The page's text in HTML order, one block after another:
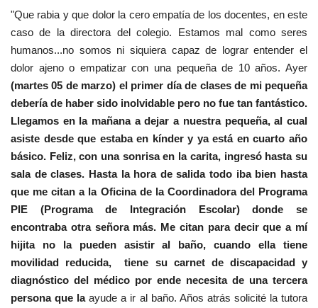
"Que rabia y que dolor la cero empatía de los docentes, en este
caso de la directora del colegio. Estamos mal como seres
humanos...no somos ni siquiera capaz de lograr entender el
dolor ajeno o empatizar con una pequeña de 10 años. Ayer
(martes 05 de marzo) el primer día de clases de mi pequeña
debería de haber sido inolvidable pero no fue tan fantástico.
Llegamos en la mañana a dejar a nuestra pequeña, al cual
asiste desde que estaba en kínder y ya está en cuarto año
básico. Feliz, con una sonrisa en la carita, ingresó hasta su
sala de clases. Hasta la hora de salida todo iba bien hasta
que me citan a la Oficina de la Coordinadora del Programa
PIE (Programa de Integración Escolar) donde se
encontraba otra señora más. Me citan para decir que a mí
hijita no la pueden asistir al baño, cuando ella tiene
movilidad reducida, tiene su carnet de discapacidad y
diagnóstico del médico por ende necesita de una tercera
persona que laayude a ir al baño. Años atrás solicité la tutora